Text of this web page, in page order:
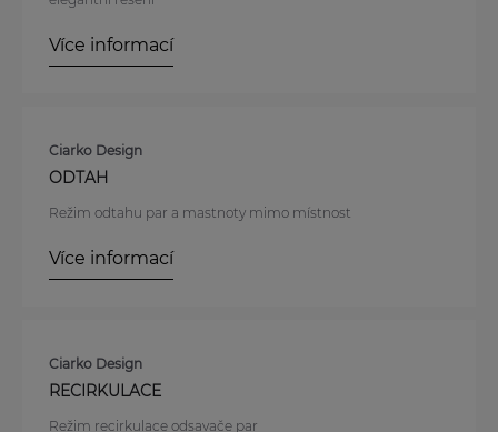
Více informací
Ciarko Design
ODTAH
Režim odtahu par a mastnoty mimo místnost
Více informací
Ciarko Design
RECIRKULACE
Režim recirkulace odsavače par